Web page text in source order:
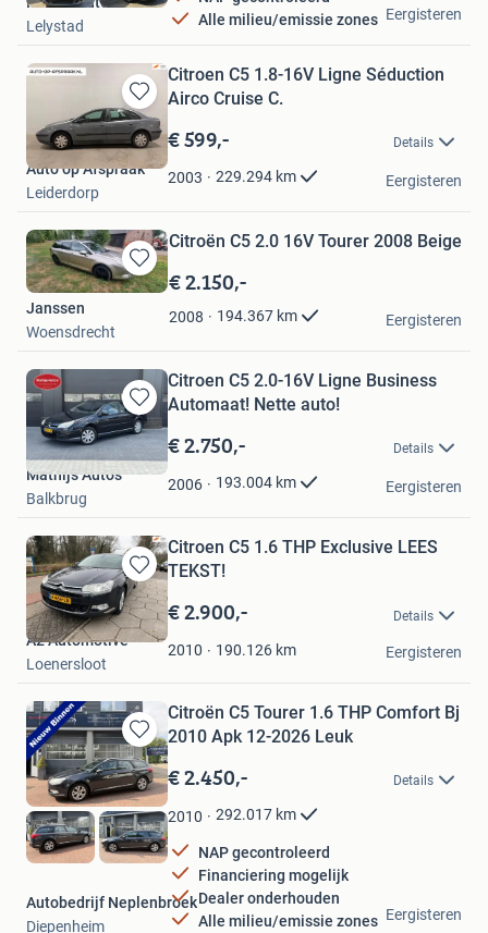
Alle milieu/emissie zones
Lelystad
Eergisteren
Bewaren
in
Mijn
Favorieten
Citroen C5 1.8-16V Ligne Séduction
Airco Cruise C.
€ 599,- Details
2003 229.294 km
Auto op Afspraak
Leiderdorp
Eergisteren
Bewaren
in
Citroën C5 2.0 16V Tourer 2008 Beige
€ 2.150,-
2008 194.367 km
Janssen
Woensdrecht
Eergisteren
Bewaren
in
Mijn
Favorieten
Citroen C5 2.0-16V Ligne Business
Automaat! Nette auto!
€ 2.750,- Details
2006 193.004 km
Mathijs Auto’s
Balkbrug
Eergisteren
Bewaren
in
Mijn
Favorieten
Citroen C5 1.6 THP Exclusive LEES
TEKST!
€ 2.900,- Details
2010 190.126 km
A2 Automotive
Loenersloot
Eergisteren
Bewaren
in
Mijn
Favorieten
Citroën C5 Tourer 1.6 THP Comfort Bj
2010 Apk 12-2026 Leuk
€ 2.450,- Details
2010 292.017 km
NAP gecontroleerd
Financiering mogelijk
Dealer onderhouden
Alle milieu/emissie zones
Autobedrijf Neplenbroek
Diepenheim
Eergisteren